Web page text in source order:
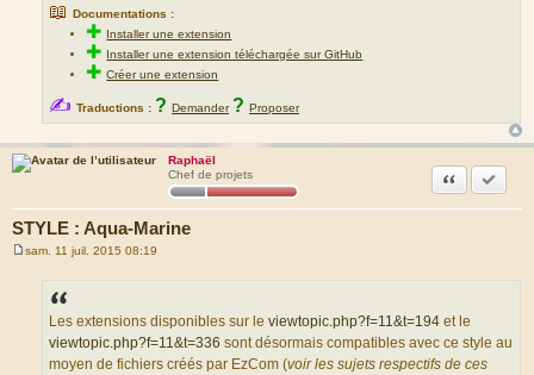
📖 Documentations :
✚ Installer une extension
✚ Installer une extension téléchargée sur GitHub
✚Créer une extension
✍ Traductions : ? Demander ? Proposer
Raphaël
Chef de projets
STYLE : Aqua-Marine
Citation
sam. 11 juil. 2015 08:19
Les extensions disponibles sur le viewtopic.php?f=11&t=194 et le
viewtopic.php?f=11&t=336 sont désormais compatibles avec ce style au
moyen de fichiers créés par EzCom (voir les sujets respectifs de ces